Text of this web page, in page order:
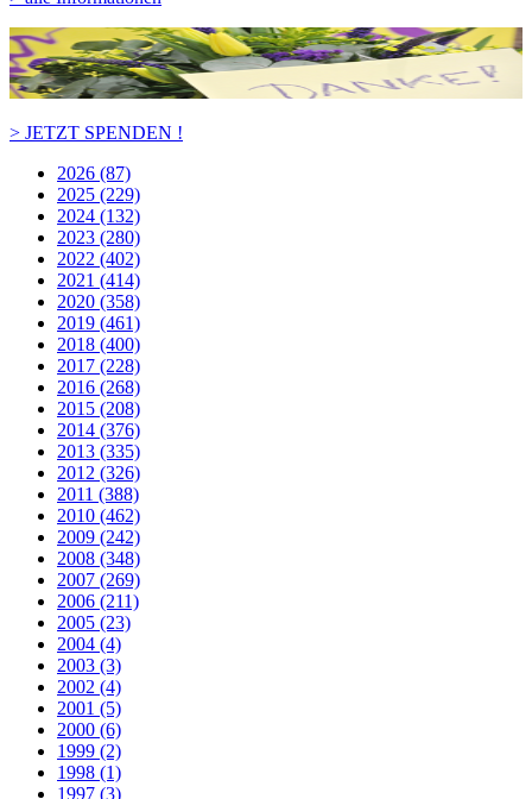
> JETZT SPENDEN !
2026 (87)
2025 (229)
2024 (132)
2023 (280)
2022 (402)
2021 (414)
2020 (358)
2019 (461)
2018 (400)
2017 (228)
2016 (268)
2015 (208)
2014 (376)
2013 (335)
2012 (326)
2011 (388)
2010 (462)
2009 (242)
2008 (348)
2007 (269)
2006 (211)
2005 (23)
2004 (4)
2003 (3)
2002 (4)
2001 (5)
2000 (6)
1999 (2)
1998 (1)
1997 (3)